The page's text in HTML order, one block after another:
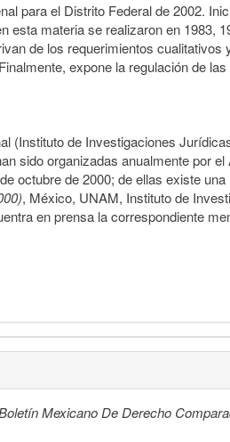
para el Distrito Federal de 2002.
materia se realizaron en 1983,
de los requerimientos cualitativos
expone la regulación de
(Instituto de Investigaciones
sido organizadas anualmente por
octubre de 2000; de ellas existe
, México, UNAM, Instituto de
en prensa la correspondiente
Mexicano De Derecho